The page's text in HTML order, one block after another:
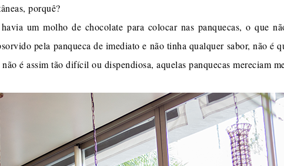
porquê?
um molho de chocolate para colocar nas panquecas, o que
pela panqueca de imediato e não tinha qualquer sabor, não é
é assim tão difícil ou dispendiosa, aquelas panquecas mereciam